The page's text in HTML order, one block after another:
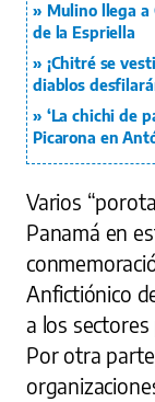
Mulino llega a
de la Espriella
¡Chitré se
diablos
‘La chichi de
Picarona en
Varios
Panamá en
Anfictiónico
a los
Por otra